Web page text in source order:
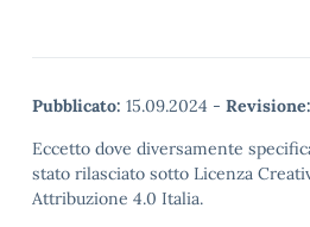
Pubblicato: 15.09.2024 - Revisione:
Eccetto dove diversamente
stato rilasciato sotto Licenza
Attribuzione 4.0 Italia.